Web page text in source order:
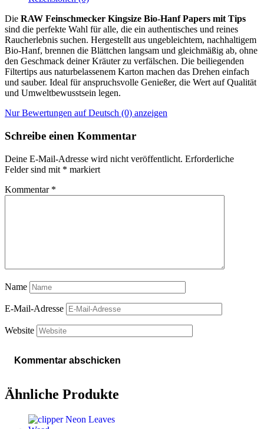
Die RAW Feinschmecker Kingsize Bio-Hanf Papers mit Tips
sind die perfekte Wahl für alle, die ein authentisches und reines
Raucherlebnis suchen. Hergestellt aus ungebleichtem, nachhaltigem
Bio-Hanf, brennen die Blättchen langsam und gleichmäßig ab, ohne
den Geschmack deiner Kräuter zu verfälschen. Die beiliegenden
Filtertips aus naturbelassenem Karton machen das Drehen einfach
und sauber. Ideal für anspruchsvolle Genießer, die Wert auf Qualität
und Umweltbewusstsein legen.
Nur Bewertungen auf Deutsch (0) anzeigen
Schreibe einen Kommentar
Deine E-Mail-Adresse wird nicht veröffentlicht. Erforderliche
Felder sind mit * markiert
Kommentar *
Name
E-Mail-Adresse
Website
Ähnliche Produkte